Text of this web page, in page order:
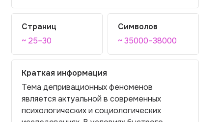
Страниц
~ 25–30
Символов
~ 35000–38000
Краткая информация
Тема депривационных феноменов
является актуальной в современных
психологических и социологических